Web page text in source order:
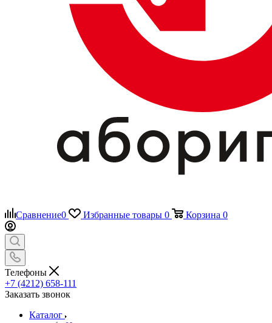
Сравнение0 Избранные товары 0 Корзина 0
Телефоны
+7 (4212) 658-111
Заказать звонок
Каталог